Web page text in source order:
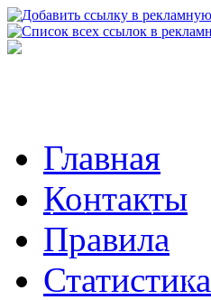
Главная
Контакты
Правила
Статистика